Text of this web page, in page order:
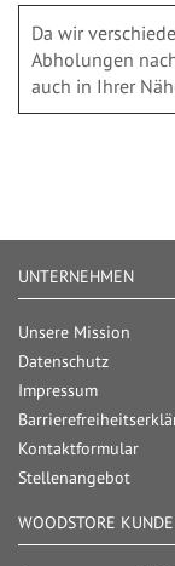
Da wir
Abholungen
auch in Ihrer
UNTERNEHMEN
Unsere Mission
Datenschutz
Impressum
Kontaktformular
Stellenangebot
WOODSTORE